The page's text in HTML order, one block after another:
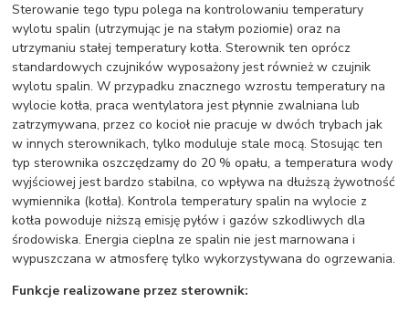
Sterowanie tego typu polega na kontrolowaniu temperatury
wylotu spalin (utrzymując je na stałym poziomie) oraz na
utrzymaniu stałej temperatury kotła. Sterownik ten oprócz
standardowych czujników wyposażony jest również w czujnik
wylotu spalin. W przypadku znacznego wzrostu temperatury na
wylocie kotła, praca wentylatora jest płynnie zwalniana lub
zatrzymywana, przez co kocioł nie pracuje w dwóch trybach jak
w innych sterownikach, tylko moduluje stale mocą. Stosując ten
typ sterownika oszczędzamy do 20 % opału, a temperatura wody
wyjściowej jest bardzo stabilna, co wpływa na dłuższą żywotność
wymiennika (kotła). Kontrola temperatury spalin na wylocie z
kotła powoduje niższą emisję pyłów i gazów szkodliwych dla
środowiska. Energia cieplna ze spalin nie jest marnowana i
wypuszczana w atmosferę tylko wykorzystywana do ogrzewania.
Funkcje realizowane przez sterownik: